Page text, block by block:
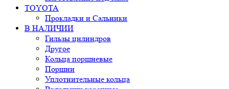
TOYOTA
Прокладки и Сальники
В НАЛИЧИИ
Гильзы цилиндров
Другое
Кольца поршневые
Поршни
Уплотнительные кольца